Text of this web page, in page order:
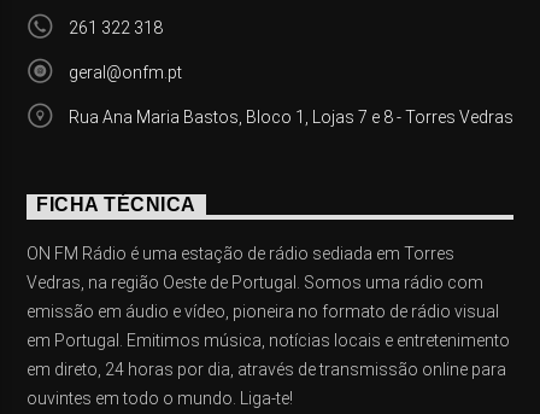
261 322 318
geral@onfm.pt
Rua Ana Maria Bastos, Bloco 1, Lojas 7 e 8 - Torres Vedras
FICHA TÉCNICA
ON FM Rádio é uma estação de rádio sediada em Torres
Vedras, na região Oeste de Portugal. Somos uma rádio com
emissão em áudio e vídeo, pioneira no formato de rádio visual
em Portugal. Emitimos música, notícias locais e entretenimento
em direto, 24 horas por dia, através de transmissão online para
ouvintes em todo o mundo. Liga-te!